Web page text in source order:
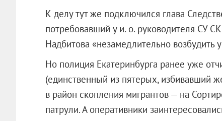
К делу тут же подключился глава
потребовавший у и. о. руководителя СУ
Надбитова «незамедлительно возбудить
Но полиция Екатеринбурга ранее уже
(единственный из пятерых, избивавший
в район скопления мигрантов — на
патрули. А оперативники